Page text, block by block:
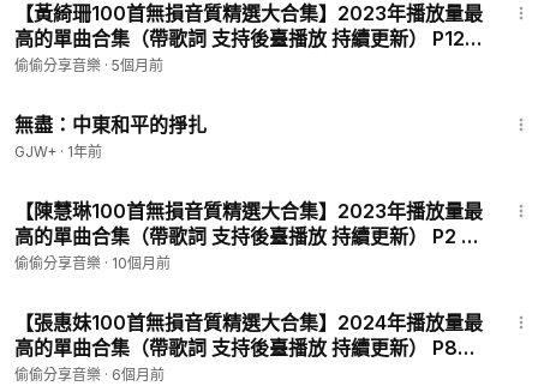
【黃綺珊100首無損音質精選大合集】2023年播放量最
高的單曲合集（帶歌詞 支持後臺播放 持續更新） P129
- 只想對你說
偷偷分享音樂 · 5個月前
無盡：中東和平的掙扎
GJW+ · 1年前
【陳慧琳100首無損音質精選大合集】2023年播放量最
高的單曲合集（帶歌詞 支持後臺播放 持續更新） P2 -
都是你的錯
偷偷分享音樂 · 10個月前
【張惠妹100首無損音質精選大合集】2024年播放量最
高的單曲合集（帶歌詞 支持後臺播放 持續更新） P87 -
身後-張惠妹
偷偷分享音樂 · 6個月前